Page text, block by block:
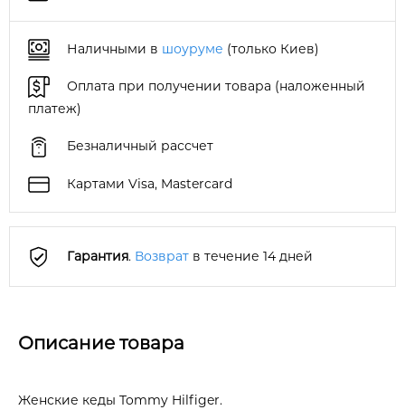
Наличными в шоуруме (только Киев)
Оплата при получении товара (наложенный
платеж)
Безналичный рассчет
Картами Visa, Mastercard
Гарантия. Возврат в течение 14 дней
Описание товара
Женские кеды Tommy Hilfiger.